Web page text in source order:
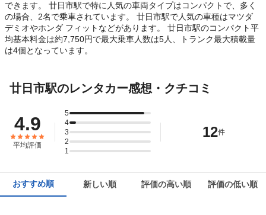
できます。 廿日市駅で特に人気の車両タイプはコンパクトで、多く
の場合、2名で乗車されています。 廿日市駅で人気の車種はマツダ
デミオやホンダ フィットなどがあります。 廿日市駅のコンパクト平
均基本料金は約7,750円で最大乗車人数は5人、トランク最大積載量
は4個となっています。
廿日市駅のレンタカー感想・クチコミ
4.9
平均評価
5
4
3
2
1
12件
おすすめ順 新しい順 評価の高い順 評価の低い順